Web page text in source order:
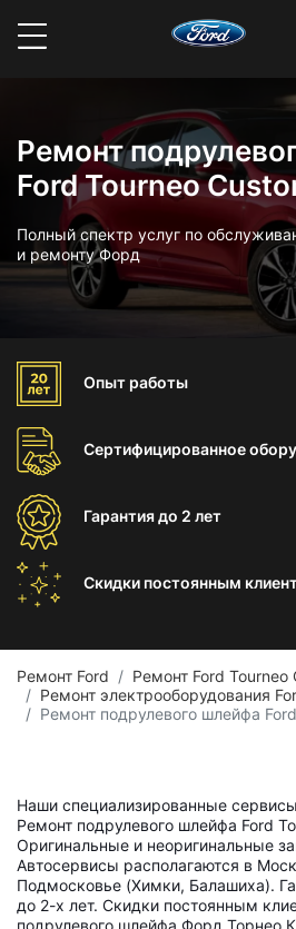
Ремонт
Ford Tourneo
Полный спектр услуг по
и ремонту Форд
Опыт работы
Сертифицированное
Гарантиядо 2 лет
Скидки постоянным
Ремонт Ford
Ремонт Ford Tourneo
Ремонт электрооборудования
Ремонт подрулевого шлейфа
Наши специализированные
Ремонт подрулевого шлейфа Ford
Оригинальные и неоригинальные
Автосервисы располагаются в
Подмосковье (Химки, Балашиха).
до 2-х лет. Скидки постоянным
подрулевого шлейфа Форд Торнео